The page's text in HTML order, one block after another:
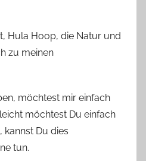
Hula Hoop, die Natur und
zu meinen
möchtest mir einfach
möchtest Du einfach
kannst Du dies
tun.